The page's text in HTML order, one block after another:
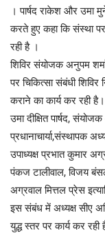
। पार्षद राकेश और उमा
करते हुए कहा कि संस्था
रही है ।
शिविर संयोजक अनुपम शर्मा
पर चिकित्सा संबंधी
कराने का कार्य कर रही
उमा दीक्षित पार्षद,
प्रधानाचार्या,संस्थापक
उपाध्यक्ष प्रभात कुमार
पंकज टालीवाल, विजय
अग्रवाल मित्तल प्रेस
इस संबंध में अध्यक्ष सीए
युद्ध स्तर पर कार्य कर